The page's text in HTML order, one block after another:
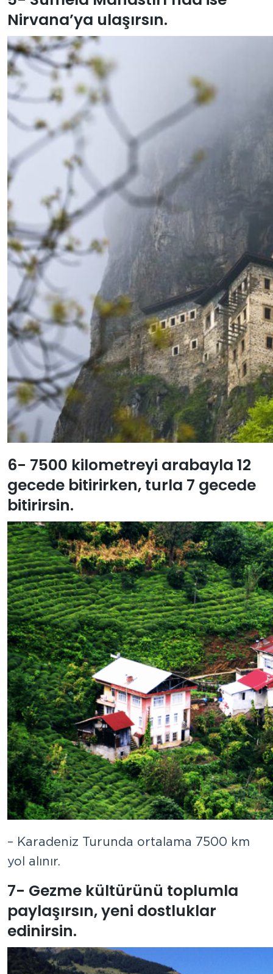
Nirvana’ya ulaşırsın.
6- 7500 kilometreyi arabayla 12
gecede bitirirken, turla 7 gecede
bitirirsin.
– Karadeniz Turunda ortalama 7500 km
yol alınır.
7- Gezme kültürünü toplumla
paylaşırsın, yeni dostluklar
edinirsin.